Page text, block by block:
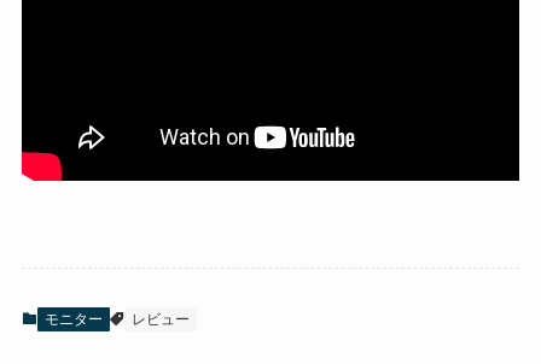
モニター レビュー